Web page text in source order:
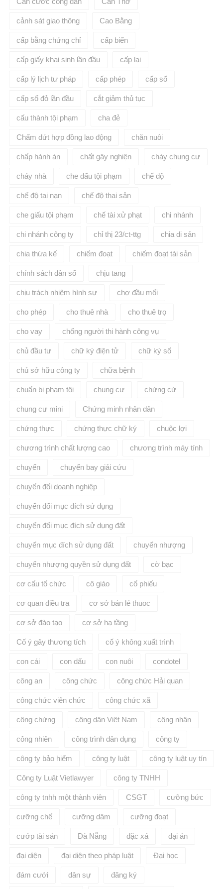
cảnh sát giao thông Cao Bằng
cấp bằng chứng chỉ cấp biển
cấp giấy khai sinh lần đầu cấp lại
cấp lý lịch tư pháp cấp phép cấp sổ
cấp sổ đỏ lần đầu cắt giảm thủ tục
cấu thành tội phạm cha đẻ
Chấm dứt hợp đồng lao động chăn nuôi
chấp hành án chất gây nghiện cháy chung cư
cháy nhà che dấu tội phạm chế độ
chế độ tai nạn chế độ thai sản
che giấu tội phạm chế tài xử phạt chi nhánh
chi nhánh công ty chỉ thị 23/ct-ttg chia di sản
chia thừa kế chiếm đoạt chiếm đoạt tài sản
chính sách dân số chịu tang
chịu trách nhiệm hình sự chợ đầu mối
cho phép cho thuê nhà cho thuê trọ
cho vay chống người thi hành công vụ
chủ đầu tư chữ ký điện tử chữ ký số
chủ sở hữu công ty chữa bệnh
chuẩn bị phạm tội chung cư chứng cứ
chung cư mini Chứng minh nhân dân
chứng thực chứng thực chữ ký chuộc lợi
chương trình chất lượng cao chương trình máy tính
chuyển chuyến bay giải cứu
chuyển đổi doanh nghiệp
chuyển đổi mục đích sử dụng
chuyển đổi mục đích sử dụng đất
chuyển mục đích sử dụng đất chuyển nhượng
chuyển nhượng quyền sử dụng đất cờ bạc
cơ cấu tổ chức cô giáo cổ phiếu
cơ quan điều tra cơ sở bán lẻ thuoc
cơ sở đào tạo cơ sở hạ tầng
Cố ý gây thương tích cố ý không xuất trình
con cái con dấu con nuôi condotel
công an công chức công chức Hải quan
công chức viên chức công chức xã
công chứng công dân Việt Nam công nhân
công nhiên công trình dân dụng công ty
công ty bảo hiểm công ty luật công ty luật uy tín
Công ty Luật Vietlawyer công ty TNHH
công ty tnhh một thành viên CSGT cưỡng bức
cưỡng chế cưỡng dâm cưỡng đoạt
cướp tài sản Đà Nẵng đặc xá đại án
đại diện đại diện theo pháp luật Đại học
đám cưới dân sự đăng ký